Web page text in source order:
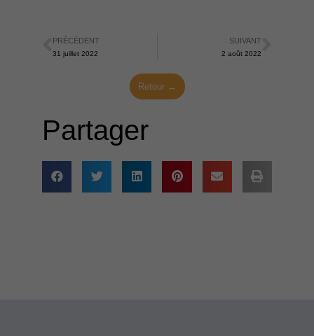
Précédent
PRÉCÉDENT
31 juillet 2022
SUIVANT
2 août 2022
Retour →
Partager